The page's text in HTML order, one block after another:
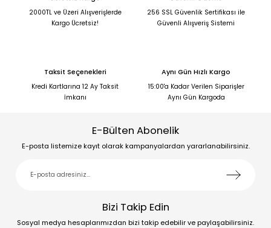
2000TL ve Üzeri Alışverişlerde
Kargo Ücretsiz!
256 SSL Güvenlik Sertifikası ile
Güvenli Alışveriş Sistemi
Taksit Seçenekleri
Kredi Kartlarına 12 Ay Taksit
İmkanı
Aynı Gün Hızlı Kargo
15:00'a Kadar Verilen Siparişler
Aynı Gün Kargoda
E-Bülten Abonelik
E-posta listemize kayıt olarak kampanyalardan yararlanabilirsiniz.
Bizi Takip Edin
Sosyal medya hesaplarımızdan bizi takip edebilir ve paylaşabilirsiniz.